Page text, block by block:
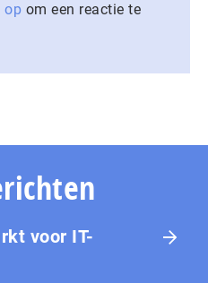
op om een reactie te
voor IT-